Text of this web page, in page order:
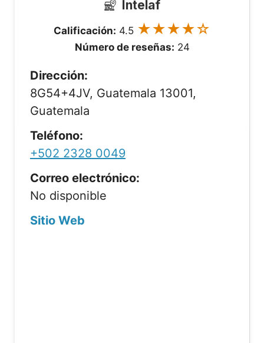
Intelaf
Calificación: 4.5 ★★★★☆
Número de reseñas: 24
Dirección:
8G54+4JV, Guatemala 13001,
Guatemala
Teléfono:
+502 2328 0049
Correo electrónico:
No disponible
Sitio Web